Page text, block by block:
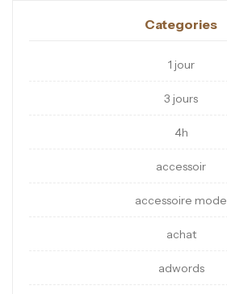
Categories
1 jour
3 jours
4h
accessoir
accessoire mode
achat
adwords